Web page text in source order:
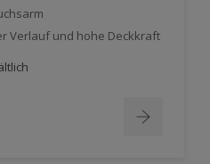
Verlauf und hohe Deckkraft